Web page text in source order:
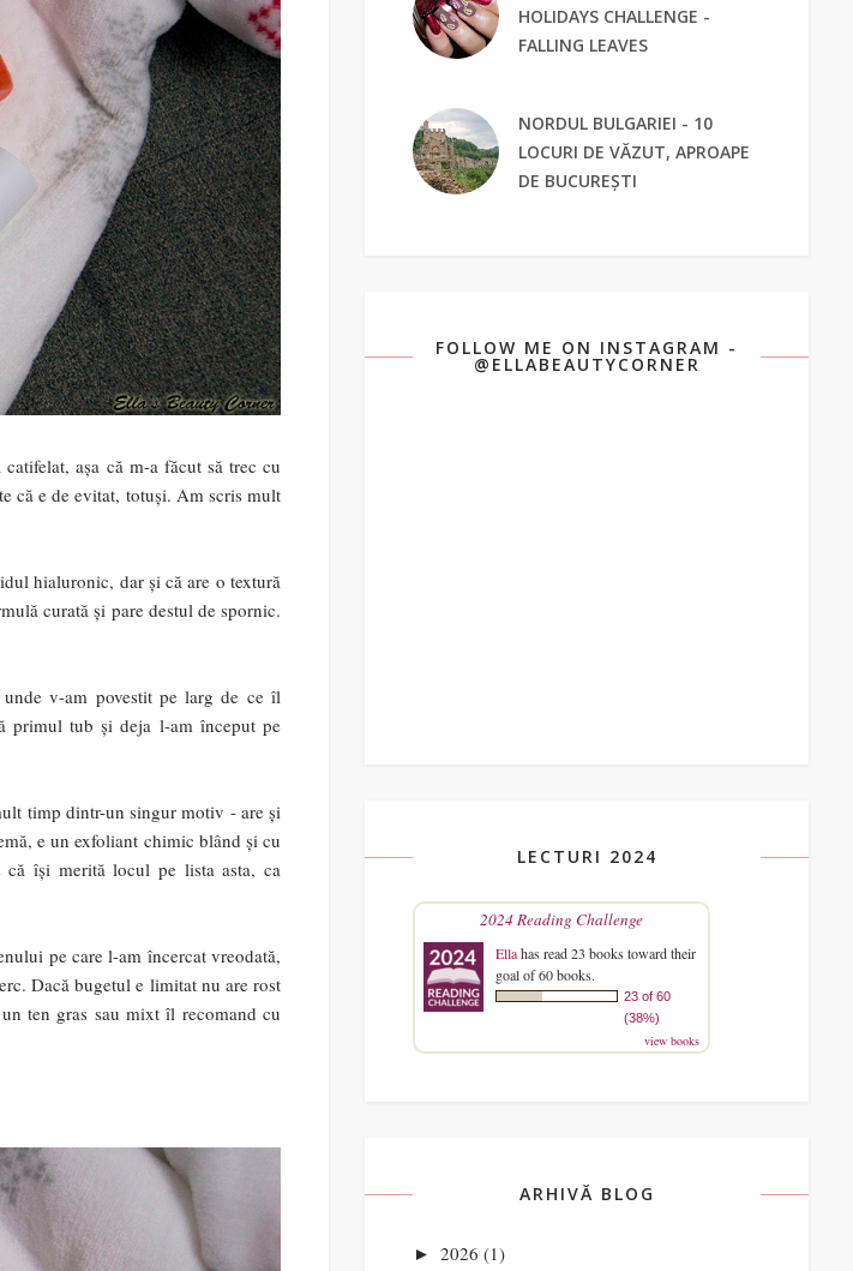
așa că m-a făcut să trec cu
că e de evitat, totuși. Am scris mult
hialuronic, dar și că are o textură
curată și pare destul de spornic.
v-am povestit pe larg de ce îl
primul tub și deja l-am început pe
timp dintr-un singur motiv - are și
e un exfoliant chimic blând și cu
își merită locul pe lista asta, ca
pe care l-am încercat vreodată,
Dacă bugetul e limitat nu are rost
ten gras sau mixt îl recomand cu
HOLIDAYS CHALLENGE -
FALLING LEAVES
NORDUL BULGARIEI - 10
LOCURI DE VĂZUT, APROAPE
DE BUCUREȘTI
FOLLOW ME ON INSTAGRAM -
@ELLABEAUTYCORNER
LECTURI 2024
2024 Reading Challenge
Ellahas read 23 books toward their
goal of 60 books.
23 of 60
(38%)
view books
ARHIVĂ BLOG
► 2026 (1)